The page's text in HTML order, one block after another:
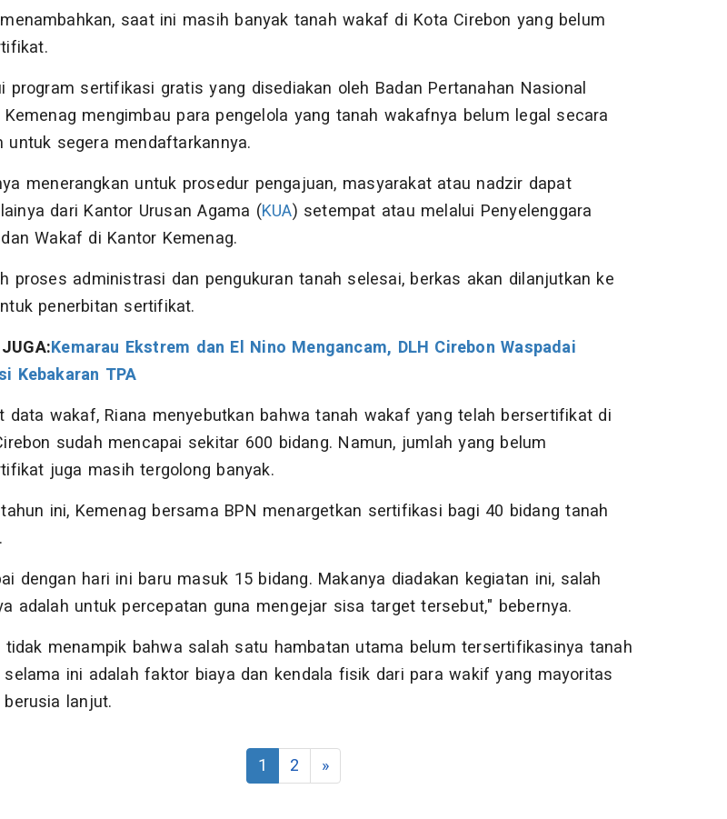
saat ini masih banyak tanah wakaf di Kota Cirebon yang belum
program sertifikasi gratis yang disediakan oleh Badan Pertanahan Nasional
Kemenag mengimbau para pengelola yang tanah wakafnya belum legal secara
untuk segera mendaftarkannya.
menerangkan untuk prosedur pengajuan, masyarakat atau nadzir dapat
dari Kantor Urusan Agama (KUA) setempat atau melalui Penyelenggara
Wakaf di Kantor Kemenag.
proses administrasi dan pengukuran tanah selesai, berkas akan dilanjutkan ke
penerbitan sertifikat.
Kemarau Ekstrem dan El Nino Mengancam, DLH Cirebon Waspadai
Kebakaran TPA
data wakaf, Riana menyebutkan bahwa tanah wakaf yang telah bersertifikat di
sudah mencapai sekitar 600 bidang. Namun, jumlah yang belum
juga masih tergolong banyak.
ini, Kemenag bersama BPN menargetkan sertifikasi bagi 40 bidang tanah
dengan hari ini baru masuk 15 bidang. Makanya diadakan kegiatan ini, salah
adalah untuk percepatan guna mengejar sisa target tersebut," bebernya.
menampik bahwa salah satu hambatan utama belum tersertifikasinya tanah
ini adalah faktor biaya dan kendala fisik dari para wakif yang mayoritas
lanjut.
1 2 »